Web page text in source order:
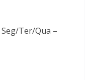
Ter/Qua –